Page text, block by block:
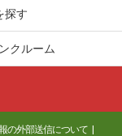
南町
探す
クルーム
の外部送信について